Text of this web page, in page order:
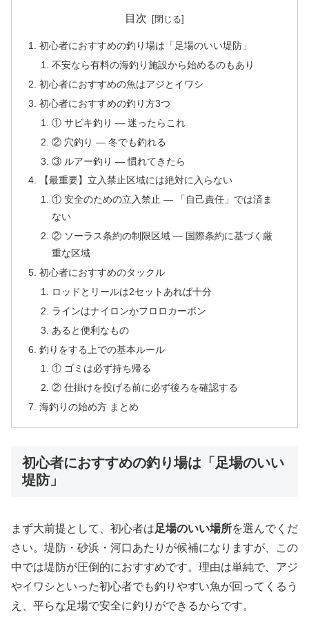
目次
初心者におすすめの釣り場は「足場のいい堤防」
不安なら有料の海釣り施設から始めるのもあり
初心者におすすめの魚はアジとイワシ
初心者におすすめの釣り方3つ
① サビキ釣り — 迷ったらこれ
② 穴釣り — 冬でも釣れる
③ ルアー釣り — 慣れてきたら
【最重要】立入禁止区域には絶対に入らない
① 安全のための立入禁止 — 「自己責任」では済ま
ない
② ソーラス条約の制限区域 — 国際条約に基づく厳
重な区域
初心者におすすめのタックル
ロッドとリールは2セットあれば十分
ラインはナイロンかフロロカーボン
あると便利なもの
釣りをする上での基本ルール
① ゴミは必ず持ち帰る
② 仕掛けを投げる前に必ず後ろを確認する
海釣りの始め方 まとめ
初心者におすすめの釣り場は「足場のいい
堤防」
まず大前提として、初心者は足場のいい場所を選んでくだ
さい。堤防・砂浜・河口あたりが候補になりますが、この
中では堤防が圧倒的におすすめです。理由は単純で、アジ
やイワシといった初心者でも釣りやすい魚が回ってくるう
え、平らな足場で安全に釣りができるからです。